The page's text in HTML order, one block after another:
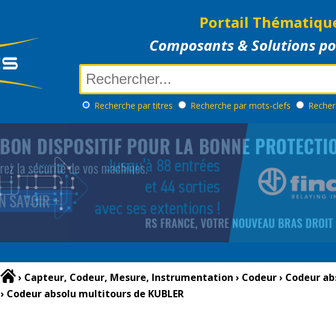
Portail
Composants & Solutions
Recherche par titres Recherche par mots-clefs
› Capteur, Codeur, Mesure, Instrumentation › Codeur› Codeur
› Codeur absolu multitours de KUBLER